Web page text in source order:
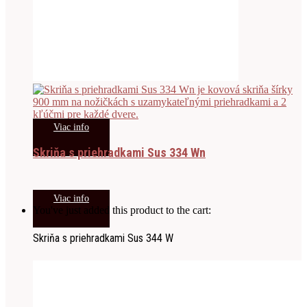
Viac info
Skriňa s priehradkami Sus 334 Wn
Viac info
You've just added this product to the cart:
Skriňa s priehradkami Sus 344 W